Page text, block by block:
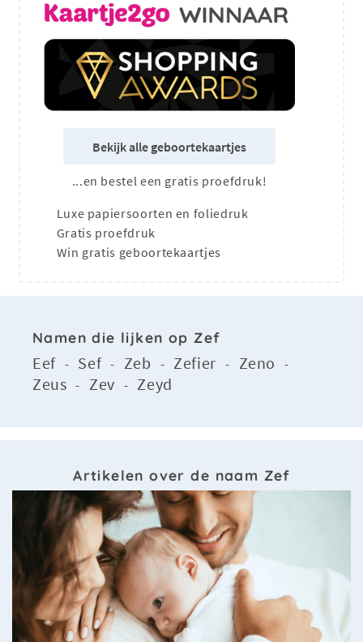
Bekijk alle geboortekaartjes
...en bestel een gratis proefdruk!
Luxe papiersoorten en foliedruk
Gratis proefdruk
Win gratis geboortekaartjes
Namen die lijken op Zef
Eef - Sef - Zeb - Zefier - Zeno -
Zeus - Zev - Zeyd
Artikelen over de naam Zef